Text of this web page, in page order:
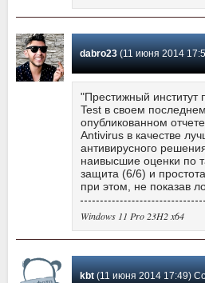
dabro23(11 июня 2014 17:53)
"Престижный институт
Test в своем
опубликованном
Antivirus в качестве
антивирусного
наивысшие оценки по
защита (6/6) и
при этом, не показав
Windows 11 Pro 23H2 x64
kbt(11 июня 2014 17:49)